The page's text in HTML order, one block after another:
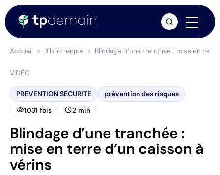
Accueil Bibliothèque Blindage d’une tranchée : mise en
VIDÉO
PREVENTION SECURITE prévention des risques
visibility1031 fois schedule2 min
Blindage d’une tranchée :
mise en terre d’un caisson à
vérins
arrow_forward